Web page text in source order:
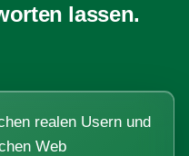
lassen.
realen Usern und
Web